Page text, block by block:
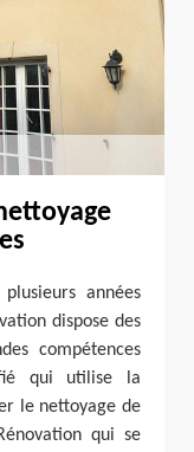
années
dispose des
compétences
qui utilise la
le nettoyage de
qui se